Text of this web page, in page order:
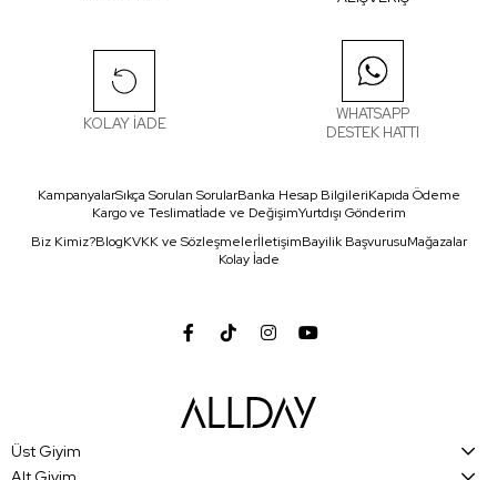
KOLAY İADE
WHATSAPP
DESTEK HATTI
KampanyalarSıkça Sorulan SorularBanka Hesap BilgileriKapıda Ödeme
Kargo ve Teslimatİade ve DeğişimYurtdışı Gönderim
Biz Kimiz?BlogKVKK ve SözleşmelerİletişimBayilik BaşvurusuMağazalar
Kolay İade
Üst Giyim